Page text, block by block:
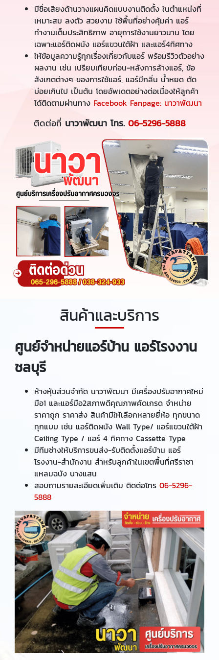
มีชื่อเสียงด้านวางแผนคิดแบบงานติดตั้ง ในตำแหน่งที่
เหมาะสม ลงตัว สวยงาม ใช้พื้นที่อย่างคุ้มค่า แอร์
ทำงานเต็มประสิทธิภาพ อายุการใช้งานยาวนาน โดย
เฉพาะแอร์ติดผนัง แอร์แขวนใต้ฝ้า และแอร์4ทิศทาง
ให้ข้อมูลความรู้ทุกเรื่องเกี่ยวกับแอร์ พร้อมรีวิวตัวอย่าง
ผลงาน เช่น เปรียบเทียบก่อน-หลังการล้างแอร์, ข้อ
สังเกตต่างๆ ของการใช้แอร์, แอร์มีกลิ่น น้ำหยด ตัด
บ่อยเกินไป เป็นต้น โดยอัพเดตอย่างต่อเนื่องให้ลูกค้า
ได้ติดตามผ่านทาง Facebook Fanpage: นาวาพัฒนา
ติดต่อที่ นาวาพัฒนา โทร. 06-5296-5888
สินค้าและบริการ
ศูนย์จำหน่ายแอร์บ้าน แอร์โรงงาน
ชลบุรี
ห้างหุ้นส่วนจำกัด นาวาพัฒนา มีเครื่องปรับอากาศใหม่
มือ1 และแอร์มือ2สภาพดีคุณภาพคัดเกรด จำหน่าย
ราคาถูก ราคาส่ง สินค้ามีให้เลือกหลายยี่ห้อ ทุกขนาด
ทุกแบบ เช่น แอร์ติดผนัง Wall Type/ แอร์แขวนใต้ฝ้า
Ceiling Type / แอร์ 4 ทิศทาง Cassette Type
มีทีมช่างให้บริการขนส่ง-รับติดตั้งแอร์บ้าน แอร์
โรงงาน-สำนักงาน สำหรับลูกค้าในเขตพื้นที่ศรีราชา
แหลมฉบัง บางแสน
สอบถามรายละเอียดเพิ่มเติม ติดต่อโทร 06-5296-
5888